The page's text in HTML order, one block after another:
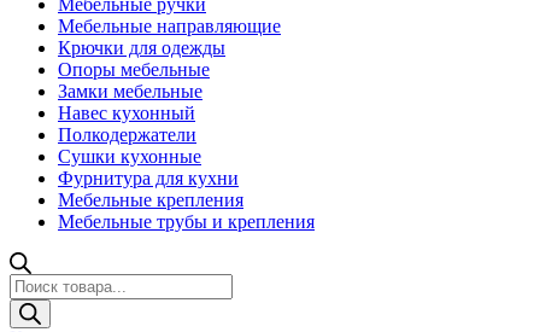
Мебельные ручки
Мебельные направляющие
Крючки для одежды
Опоры мебельные
Замки мебельные
Навес кухонный
Полкодержатели
Сушки кухонные
Фурнитура для кухни
Мебельные крепления
Мебельные трубы и крепления
Поиск
товаров